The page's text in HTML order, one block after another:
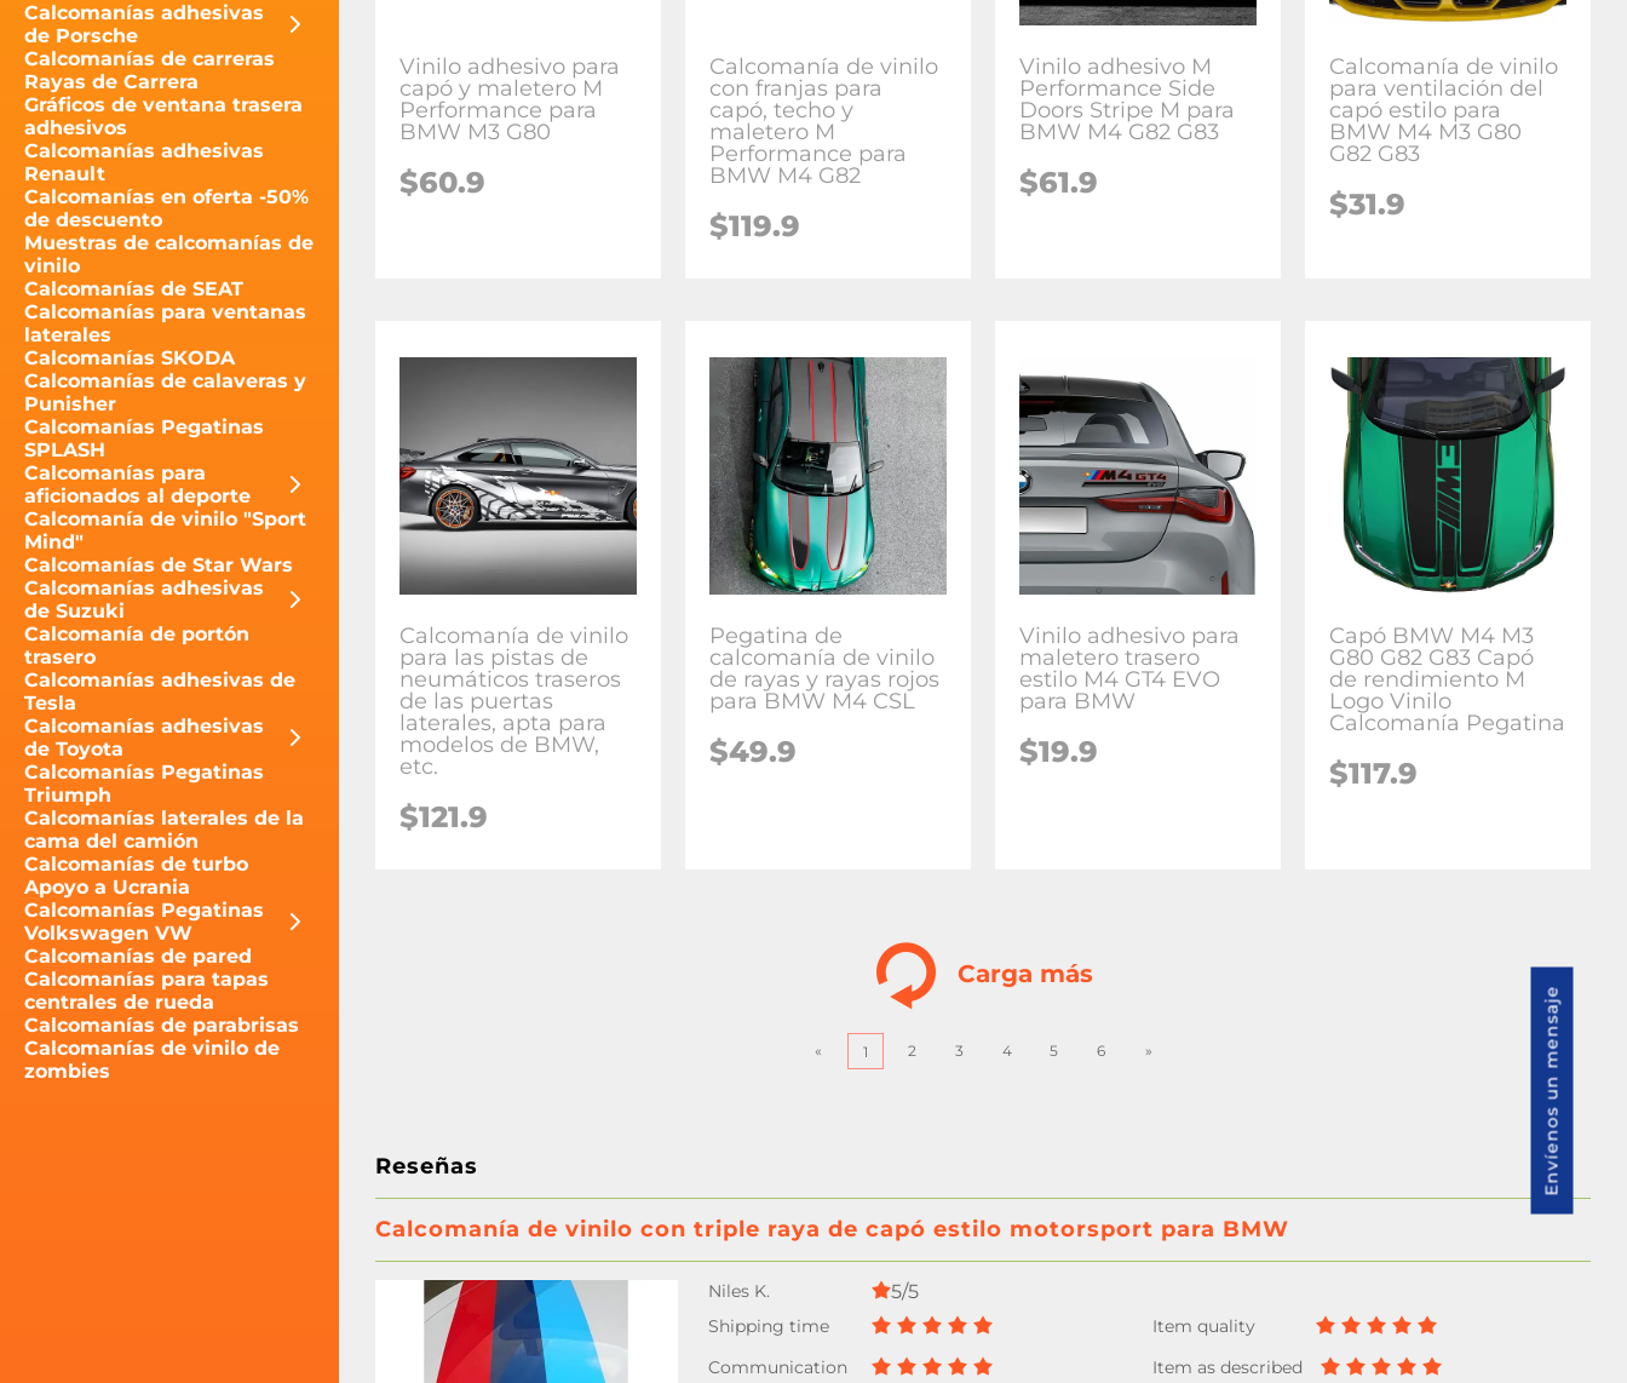
Calcomanías adhesivas
de Porsche
Calcomanías de carreras
Rayas de Carrera
Gráficos de ventana trasera
adhesivos
Calcomanías adhesivas
Renault
Calcomanías en oferta -50%
de descuento
Muestras de calcomanías de
vinilo
Calcomanías de SEAT
Calcomanías para ventanas
laterales
Calcomanías SKODA
Calcomanías de calaveras y
Punisher
Calcomanías Pegatinas
SPLASH
Calcomanías para
aficionados al deporte
Calcomanía de vinilo "Sport
Mind"
Calcomanías de Star Wars
Calcomanías adhesivas
de Suzuki
Calcomanía de portón
trasero
Calcomanías adhesivas de
Tesla
Calcomanías adhesivas
de Toyota
Calcomanías Pegatinas
Triumph
Calcomanías laterales de la
cama del camión
Calcomanías de turbo
Apoyo a Ucrania
Calcomanías Pegatinas
Volkswagen VW
Calcomanías de pared
Calcomanías para tapas
centrales de rueda
Calcomanías de parabrisas
Calcomanías de vinilo de
zombies
Vinilo adhesivo para
capó y maletero M
Performance para
BMW M3 G80
$60.9
Calcomanía de vinilo
con franjas para
capó, techo y
maletero M
Performance para
BMW M4 G82
$119.9
Vinilo adhesivo M
Performance Side
Doors Stripe M para
BMW M4 G82 G83
$61.9
Calcomanía de vinilo
para ventilación del
capó estilo para
BMW M4 M3 G80
G82 G83
$31.9
Calcomanía de vinilo
para las pistas de
neumáticos traseros
de las puertas
laterales, apta para
modelos de BMW,
etc.
$121.9
Pegatina de
calcomanía de vinilo
de rayas y rayas rojos
para BMW M4 CSL
$49.9
Vinilo adhesivo para
maletero trasero
estilo M4 GT4 EVO
para BMW
$19.9
Capó BMW M4 M3
G80 G82 G83 Capó
de rendimiento M
Logo Vinilo
Calcomanía Pegatina
$117.9
Carga más
« 1 2 3 4 5 6 »
Reseñas
Calcomanía de vinilo con triple raya de capó estilo motorsport para BMW
5/5
Envíenos un mensaje